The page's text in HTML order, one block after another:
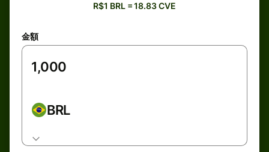
R$1 BRL = 18.83 CVE
金額
BRL